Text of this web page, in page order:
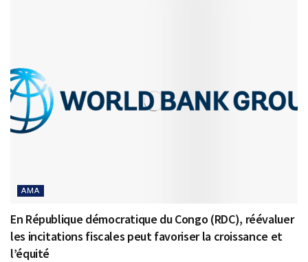
AMA
En République démocratique du Congo (RDC), réévaluer
les incitations fiscales peut favoriser la croissance et
l’équité